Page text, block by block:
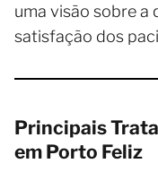
uma visão sobre a
satisfação dos
Principais
em Porto Feliz